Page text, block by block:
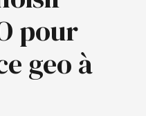
pour
geo à